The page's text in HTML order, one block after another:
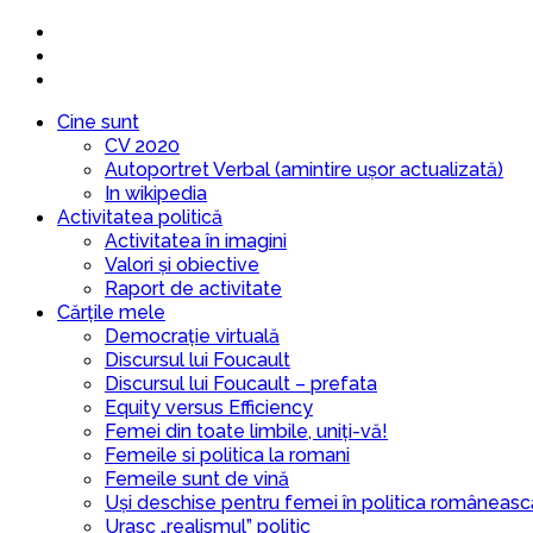
Cine sunt
CV 2020
Autoportret Verbal (amintire ușor actualizată)
In wikipedia
Activitatea politică
Activitatea în imagini
Valori și obiective
Raport de activitate
Cărțile mele
Democrație virtuală
Discursul lui Foucault
Discursul lui Foucault – prefata
Equity versus Efficiency
Femei din toate limbile, uniți-vă!
Femeile si politica la romani
Femeile sunt de vină
Uși deschise pentru femei în politica
Urasc „realismul” politic